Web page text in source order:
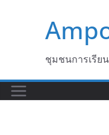
ชุมชนการเรีย